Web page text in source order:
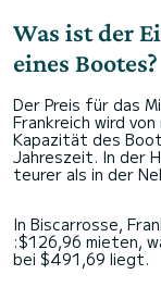
Was ist der
eines Bootes?
Der Preis für das
Frankreich wird
Kapazität des
Jahreszeit. In der
teurer als in der
In Biscarrosse,
:$126,96 mieten,
bei $491,69 liegt.